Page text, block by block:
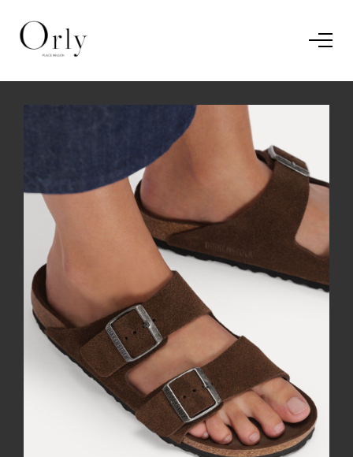
Le vestiaire
News
Restaurant
En savoir plus.